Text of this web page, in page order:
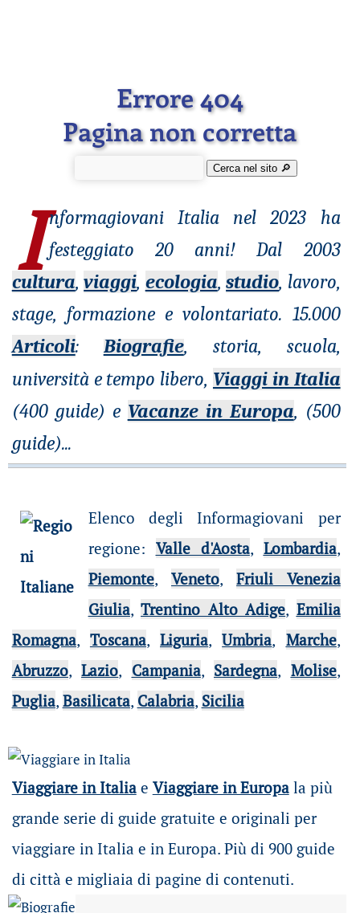
Errore 404
Pagina non corretta
Cerca nel sito 🔎︎
I nformagiovaniItalia nel 2023 ha
festeggiato 20 anni! Dal 2003
cultura,viaggi, ecologia,studio, lavoro,
stage, formazione e volontariato. 15.000
Articoli: Biografie, storia, scuola,
università e tempo libero, Viaggi in Italia
(400 guide) e Vacanze in Europa, (500
guide)...
Elenco degli Informagiovani per
regione: Valle d'Aosta, Lombardia,
Piemonte, Veneto,Friuli Venezia
Giulia,Trentino Alto Adige, Emilia
Romagna, Toscana,Liguria,Umbria, Marche,
Abruzzo,Lazio, Campania, Sardegna, Molise,
Puglia, Basilicata, Calabria, Sicilia
Viaggiare in Italiae Viaggiare in Europala più
grande serie di guide gratuite e originali per
viaggiare in Italia e in Europa. Più di 900 guide
di città e migliaia di pagine di contenuti.